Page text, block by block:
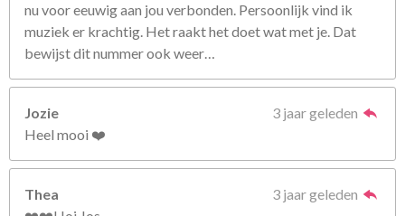
nu voor eeuwig aan jou verbonden. Persoonlijk vind ik
muziek er krachtig. Het raakt het doet wat met je. Dat
bewijst dit nummer ook weer…
Jozie
3 jaar geleden
Heel mooi ❤️
Thea
3 jaar geleden